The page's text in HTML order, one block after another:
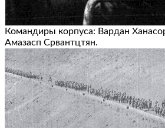
Командиры корпуса: Вардан
Амазасп Срвантцтян.